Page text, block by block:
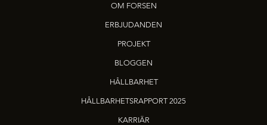
OM FORSEN
ERBJUDANDEN
PROJEKT
BLOGGEN
HÅLLBARHET
HÅLLBARHETSRAPPORT 2025
KARRIÄR